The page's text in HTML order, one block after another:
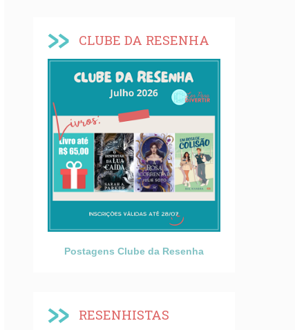
CLUBE DA RESENHA
Postagens Clube da Resenha
RESENHISTAS